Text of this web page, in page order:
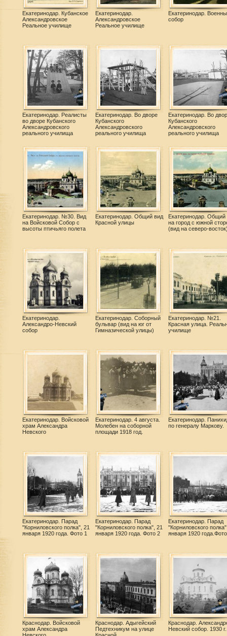
Екатеринодар. Кубанское
Александровское
Реальное училище
Екатеринодар.
Александровское
Реальное училище
Екатеринодар.
собор
Екатеринодар. Реалисты
во дворе Кубанского
Александровского
реального училища
Екатеринодар. Во дворе
Кубанского
Александровского
реального училища
Екатеринодар. Во
Кубанского
Александровского
реального училища
Екатеринодар. №30. Вид
на Войсковой Собор с
высоты птичьяго полета
Екатеринодар. Общий вид
Красной улицы
Екатеринодар. Общий
на город с южной
(вид на северо-
Екатеринодар.
Александро-Невский
собор
Екатеринодар. Соборный
бульвар (вид на юг от
Гимназической улицы)
Екатеринодар. №21.
Красная улица.
училище
Екатеринодар. Войсковой
храм Александра
Невского
Екатеринодар. 4 августа.
Молебен на соборной
площади 1918 год.
Екатеринодар.
по генералу Маркову.
Екатеринодар. Парад
"Корниловского полка", 21
января 1920 года. Фото 1
Екатеринодар. Парад
"Корниловского полка", 21
января 1920 года. Фото 2
Екатеринодар. Парад
"Корниловского
января 1920
Краснодар. Войсковой
храм Александра
Краснодар. Адыгейский
Педтехникум на улице
Краснодар.
Невский собор. 1930 г.